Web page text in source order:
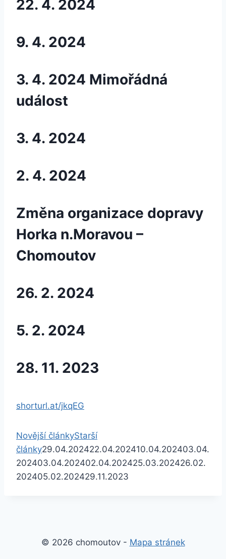
22. 4. 2024
9. 4. 2024
3. 4. 2024 Mimořádná
událost
3. 4. 2024
2. 4. 2024
Změna organizace dopravy
Horka n.Moravou –
Chomoutov
26. 2. 2024
5. 2. 2024
28. 11. 2023
shorturl.at/jkqEG
Novější článkyStarší
články29.04.202422.04.202410.04.202403.04.
202403.04.202402.04.202425.03.202426.02.
202405.02.202429.11.2023
© 2026 chomoutov - Mapa stránek